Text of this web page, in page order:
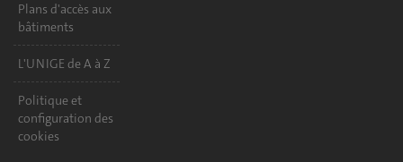
Plans d'accès aux
bâtiments
L'UNIGE de A à Z
Politique et
configuration des
cookies